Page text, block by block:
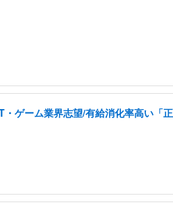
ゲーム業界志望/有給消化率高い「